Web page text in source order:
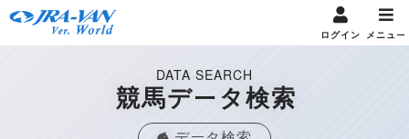
ログイン メニュー
DATA SEARCH
競馬データ検索